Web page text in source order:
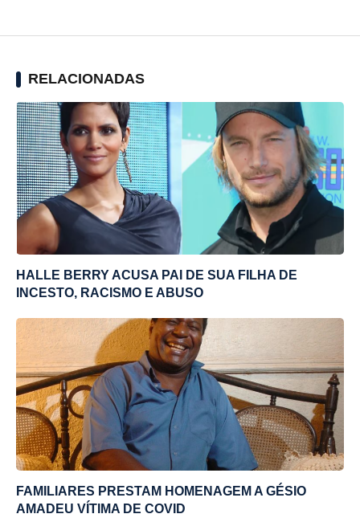
RELACIONADAS
HALLE BERRY ACUSA PAI DE SUA FILHA DE
INCESTO, RACISMO E ABUSO
FAMILIARES PRESTAM HOMENAGEM A GÉSIO
AMADEU VÍTIMA DE COVID